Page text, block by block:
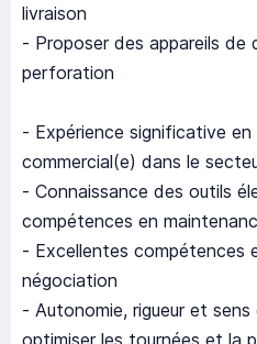
livraison
- Proposer des appareils de
perforation
- Expérience significative
commercial(e) dans le
- Connaissance des outils
compétences en
- Excellentes compétences
négociation
- Autonomie, rigueur et